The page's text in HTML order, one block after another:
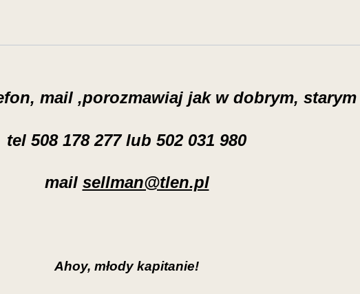
mail ,porozmawiaj jak w dobrym,
tel 508 178 277 lub 502 031 980
mail sellman@tlen.pl
Ahoy, młody kapitanie!